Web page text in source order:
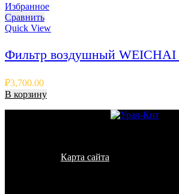
Избранное
Сравнить
Quick View
Фильтр воздушный WEICHAI
₽3,700.00
В корзину
Карта сайта